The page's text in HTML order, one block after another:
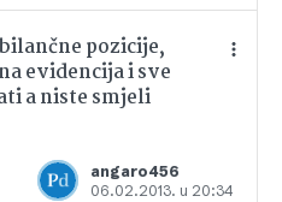
pozicije,
evidencija i sve
a niste smjeli
angaro456
06.02.2013. u 20:34